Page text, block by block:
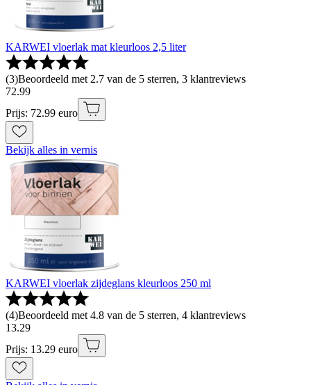
KARWEI vloerlak mat kleurloos 2,5 liter
(3)Beoordeeld met 2.7 van de 5 sterren, 3 klantreviews
72.99
Prijs: 72.99 euro
Bekijk alles in vernis
KARWEI vloerlak zijdeglans kleurloos 250 ml
(4)Beoordeeld met 4.8 van de 5 sterren, 4 klantreviews
13.29
Prijs: 13.29 euro